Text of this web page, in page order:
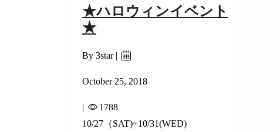
★ハロウィンイベント
★
By 3star |
October 25, 2018
|
1788
10/27（SAT)~10/31(WED)